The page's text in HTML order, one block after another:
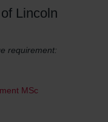
Lincoln
requirement:
MSc